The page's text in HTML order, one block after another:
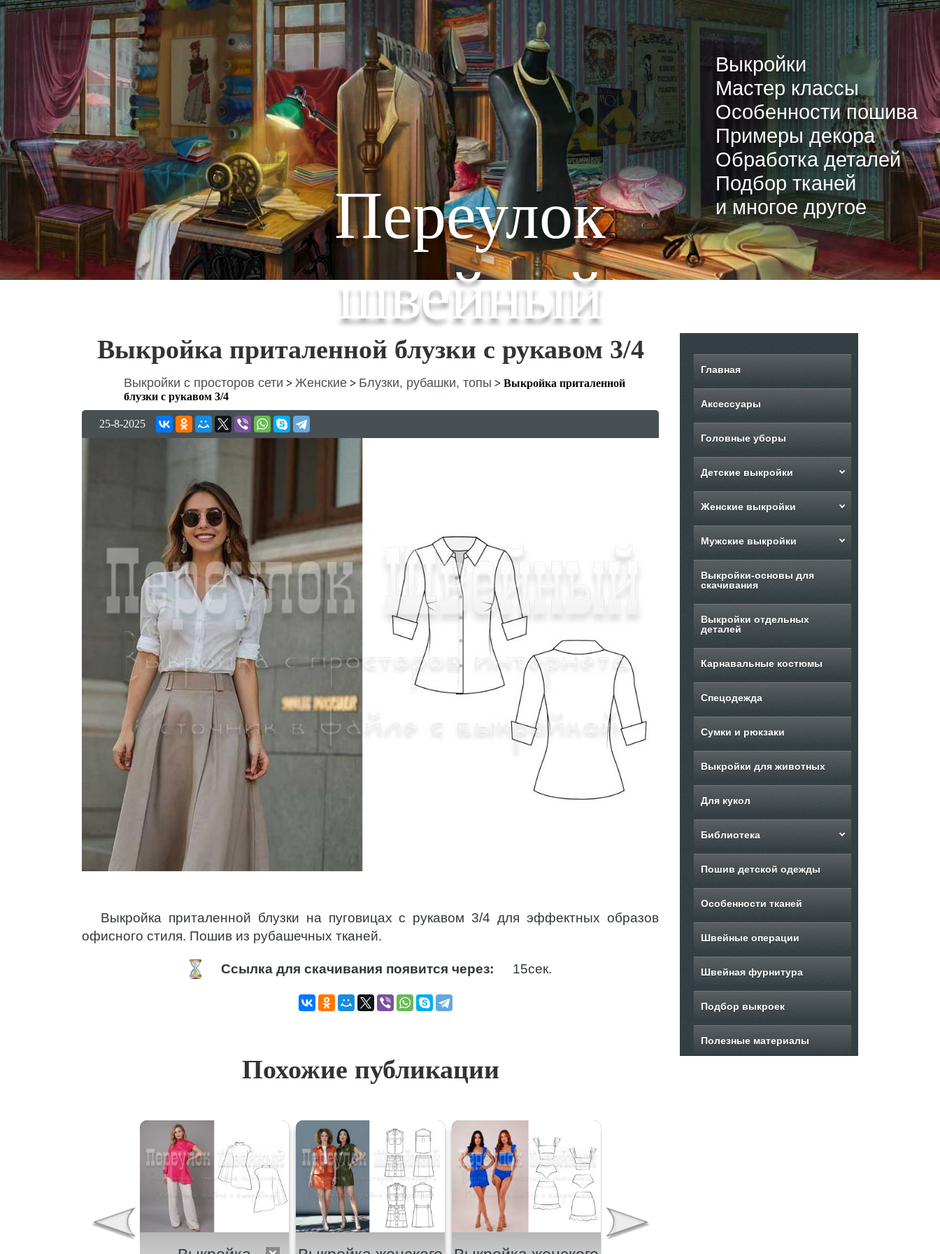
Переулок
швейный
Выкройки
Мастер классы
Особенности пошива
Примеры декора
Обработка деталей
Подбор тканей
и многое другое
Выкройка приталенной блузки с рукавом 3/4
Выкройки с просторов сети > Женские > Блузки, рубашки, топы > Выкройка приталенной
блузки с рукавом 3/4
25-8-2025
Выкройка приталенной блузки на пуговицах с рукавом 3/4 для эффектных образов
офисного стиля. Пошив из рубашечных тканей.
Ссылка для скачивания появится через: 14сек.
Похожие публикации
Главная
Аксессуары
Головные уборы
Детские выкройки
Женские выкройки
Мужские выкройки
Выкройки-основы для
скачивания
Выкройки отдельных
деталей
Карнавальные костюмы
Спецодежда
Сумки и рюкзаки
Выкройки для животных
Для кукол
Библиотека
Пошив детской одежды
Особенности тканей
Швейные операции
Швейная фурнитура
Подбор выкроек
Полезные материалы